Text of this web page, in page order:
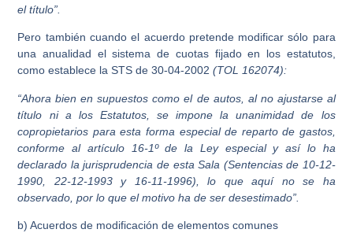
el título”.
Pero también cuando el acuerdo pretende modificar sólo para
una anualidad el sistema de cuotas fijado en los estatutos,
como establece la STS de 30-04-2002(TOL 162074):
“Ahora bien en supuestos como el de autos, al no ajustarse al
título ni a los Estatutos, se impone la unanimidad de los
copropietarios para esta forma especial de reparto de gastos,
conforme al artículo 16-1º de la Ley especial y así lo ha
declarado la jurisprudencia de esta Sala (Sentencias de 10-12-
1990, 22-12-1993 y 16-11-1996), lo que aquí no se ha
observado, por lo que el motivo ha de ser desestimado”.
b) Acuerdos de modificación de elementos comunes